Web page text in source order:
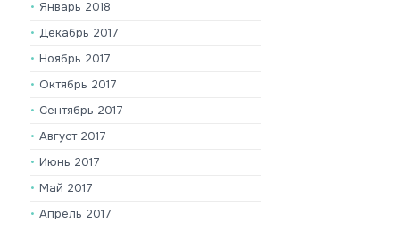
Январь 2018
Декабрь 2017
Ноябрь 2017
Октябрь 2017
Сентябрь 2017
Август 2017
Июнь 2017
Май 2017
Апрель 2017